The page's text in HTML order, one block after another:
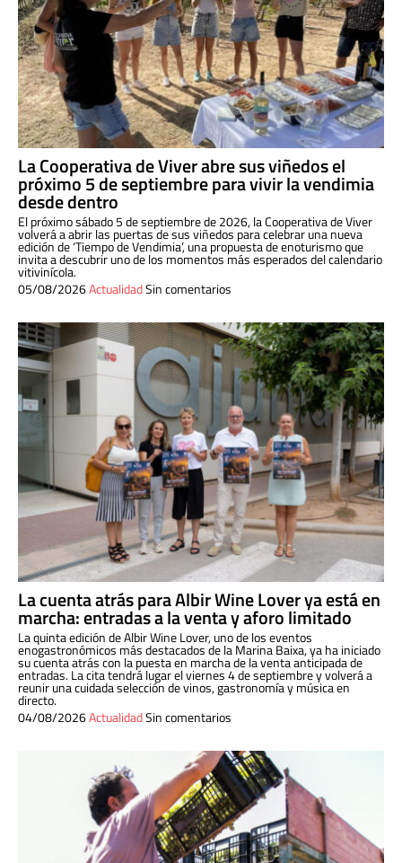
La Cooperativa de Viver abre sus viñedos el
próximo 5 de septiembre para vivir la vendimia
desde dentro
El próximo sábado 5 de septiembre de 2026, la Cooperativa de Viver
volverá a abrir las puertas de sus viñedos para celebrar una nueva
edición de ‘Tiempo de Vendimia’, una propuesta de enoturismo que
invita a descubrir uno de los momentos más esperados del calendario
vitivinícola.
05/08/2026ActualidadSin comentarios
La cuenta atrás para Albir Wine Lover ya está en
marcha: entradas a la venta y aforo limitado
La quinta edición de Albir Wine Lover, uno de los eventos
enogastronómicos más destacados de la Marina Baixa, ya ha iniciado
su cuenta atrás con la puesta en marcha de la venta anticipada de
entradas. La cita tendrá lugar el viernes 4 de septiembre y volverá a
reunir una cuidada selección de vinos, gastronomía y música en
directo.
04/08/2026ActualidadSin comentarios